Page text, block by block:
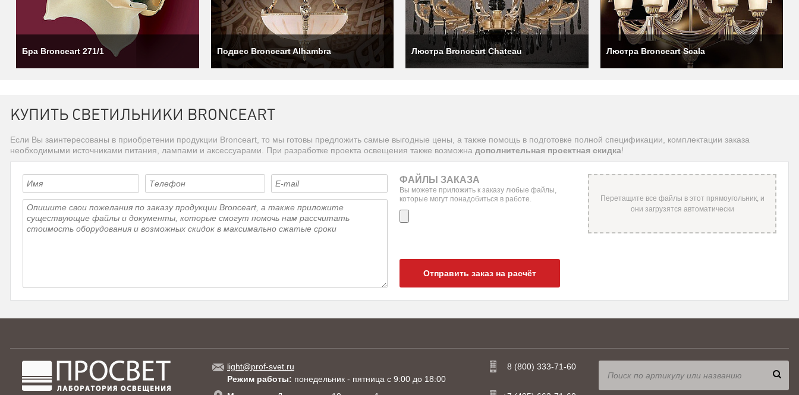
Алебастр — это форма полупрозрачного гипса. Лампы из этого материала излучают мягкое и изысканное свечение, так как он пропускает и рассеивает
свет. Светильники могут быть выполнены в различных формах и стилях: от классических и элегантных дизайнов до более современных и
минималистичных вариантов. Фабрика участвует в производстве на всех этапах: от тщательного выбора алебастра высочайшего качества до нанесения
изящной резьбы и процесса отделки.
Ассортимент бронзовых осветительных приборов Bronceart очень разнообразен. Изделия могут варьироваться от викторианского стиля до ар-деко,
включая неоклассический и барочный дизайн. Бронза, благодаря своей прочности и пластичности, была и остаётся распространённым материалом для
Бра Bronceart 271/1 Подвес Bronceart Alhambra Люстра Bronceart Chateau Люстра Bronceart Scala
КУПИТЬ СВЕТИЛЬНИКИ BRONCEART
Если Вы заинтересованы в приобретении продукции Bronceart, то мы готовы предложить самые выгодные цены, а также помощь в подготовке полной спецификации, комплектации заказа
необходимыми источниками питания, лампами и аксессуарами. При разработке проекта освещения также возможна дополнительная проектная скидка!
ФАЙЛЫ ЗАКАЗА
Вы можете приложить к заказу любые файлы,
которые могут понадобиться в работе.
Отправить заказ на расчёт
light@prof-svet.ru
Режим работы: понедельник - пятница с 9:00 до 18:00
8 (800) 333-71-60